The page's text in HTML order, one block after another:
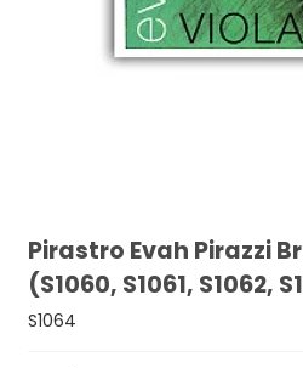
Pirastro Evah Pirazzi
(S1060, S1061, S1062,
S1064